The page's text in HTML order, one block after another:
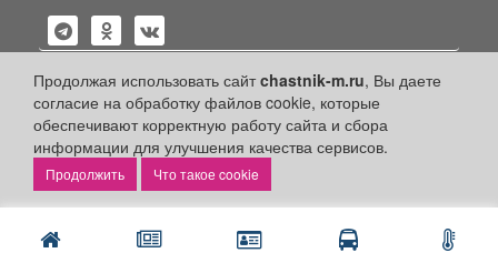
Продолжая использовать сайтchastnik-m.ru, Вы даете
согласие на обработку файлов cookie, которые
обеспечивают корректную работу сайта и сбора
информации для улучшения качества сервисов.
Что такое cookie
Политика конфиденциальности
Публикации с пометкой «Реклама», «На правах рекламы»,
«Партнёрский проект» оплачены рекламодателем.
объявлениях.